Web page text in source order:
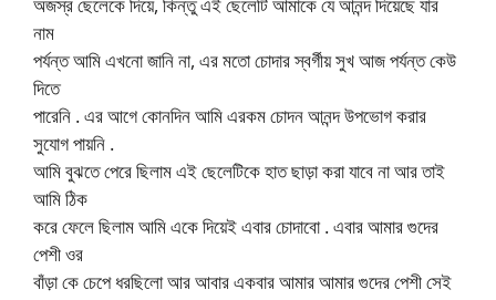
নাম
পর্যন্ত আমি এখনো জানি না, এর মতো চোদার স্বর্গীয় সুখ আজ পর্যন্ত কেউ
দিতে
পারেনি . এর আগে কোনদিন আমি এরকম চোদন আনন্দ উপভোগ করার
সুযোগ পায়নি .
আমি বুঝতে পেরে ছিলাম এই ছেলেটিকে হাত ছাড়া করা যাবে না আর তাই
আমি ঠিক
করে ফেলে ছিলাম আমি একে দিয়েই এবার চোদাবো . এবার আমার গুদের
পেশী ওর
বাঁড়া কে চেপে ধরছিলো আর আবার একবার আমার আমার গুদের পেশী সেই